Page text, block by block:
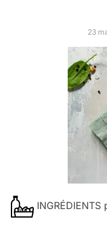
23
INGRÉDIENTS